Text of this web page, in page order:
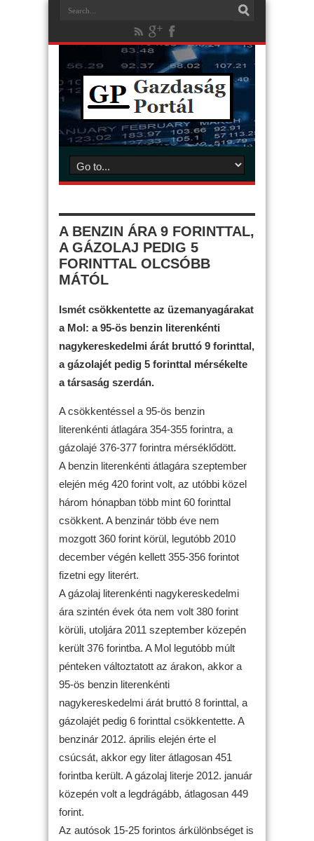
A BENZIN ÁRA 9 FORINTTAL,
A GÁZOLAJ PEDIG 5
FORINTTAL OLCSÓBB
MÁTÓL
Ismét csökkentette az üzemanyagárakat
a Mol: a 95-ös benzin literenkénti
nagykereskedelmi árát bruttó 9 forinttal,
a gázolajét pedig 5 forinttal mérsékelte
a társaság szerdán.
A csökkentéssel a 95-ös benzin
literenkénti átlagára 354-355 forintra, a
gázolajé 376-377 forintra mérséklődött.
A benzin literenkénti átlagára szeptember
elején még 420 forint volt, az utóbbi közel
három hónapban több mint 60 forinttal
csökkent. A benzinár több éve nem
mozgott 360 forint körül, legutóbb 2010
december végén kellett 355-356 forintot
fizetni egy literért.
A gázolaj literenkénti nagykereskedelmi
ára szintén évek óta nem volt 380 forint
körüli, utoljára 2011 szeptember közepén
került 376 forintba. A Mol legutóbb múlt
pénteken változtatott az árakon, akkor a
95-ös benzin literenkénti
nagykereskedelmi árát bruttó 8 forinttal, a
gázolajét pedig 6 forinttal csökkentette. A
benzinár 2012. április elején érte el
csúcsát, akkor egy liter átlagosan 451
forintba került. A gázolaj literje 2012. január
közepén volt a legdrágább, átlagosan 449
forint.
Az autósok 15-25 forintos árkülönbséget is